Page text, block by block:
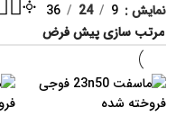
نمایش 9
24
36
فروخته شده